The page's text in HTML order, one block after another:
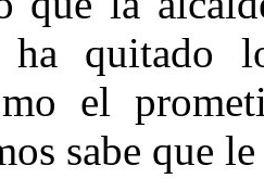
ha quitado
el
sabe que